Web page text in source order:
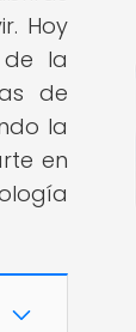
Hoy
de la
de
la
en